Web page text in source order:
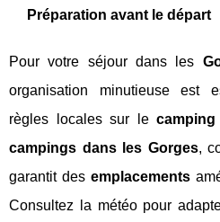
Préparation avant le départ
Pour votre séjour dans les
organisation minutieuse est
règles locales sur le
campings dans les Gorges,
garantit des emplacements
Consultez la météo pour